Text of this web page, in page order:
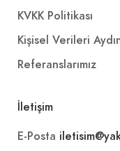
KVKK Politikası
Kişisel Verileri
Referanslarımız
İletişim
E-Posta